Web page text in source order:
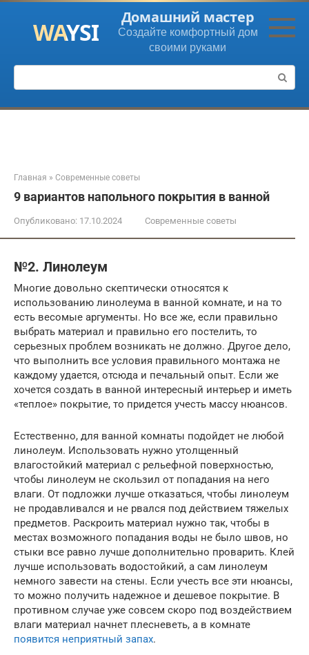
Перейти
контенту
Домашний мастер
Создайте комфортный дом
своими руками
Поиск:
Главная » Современные советы
9 вариантов напольного покрытия в ванной
Опубликовано: 17.10.2024 Современные советы
№2. Линолеум
Многие довольно скептически относятся к
использованию линолеума в ванной комнате, и на то
есть весомые аргументы. Но все же, если правильно
выбрать материал и правильно его постелить, то
серьезных проблем возникать не должно. Другое дело,
что выполнить все условия правильного монтажа не
каждому удается, отсюда и печальный опыт. Если же
хочется создать в ванной интересный интерьер и иметь
«теплое» покрытие, то придется учесть массу нюансов.
Естественно, для ванной комнаты подойдет не любой
линолеум. Использовать нужно утолщенный
влагостойкий материал с рельефной поверхностью,
чтобы линолеум не скользил от попадания на него
влаги. От подложки лучше отказаться, чтобы линолеум
не продавливался и не рвался под действием тяжелых
предметов. Раскроить материал нужно так, чтобы в
местах возможного попадания воды не было швов, но
стыки все равно лучше дополнительно проварить. Клей
лучше использовать водостойкий, а сам линолеум
немного завести на стены. Если учесть все эти нюансы,
то можно получить надежное и дешевое покрытие. В
противном случае уже совсем скоро под воздействием
влаги материал начнет плесневеть, а в комнате
появится неприятный запах.